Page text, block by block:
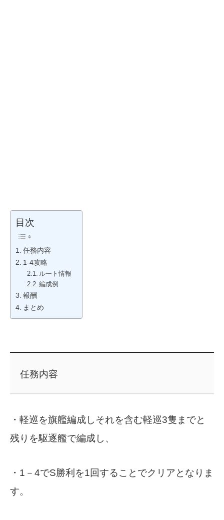
目次
任務内容
1-4攻略
ルート情報
編成例
報酬
まとめ
任務内容
・軽巡を旗艦編成しそれを含む軽巡3隻までと
残りを駆逐艦で編成し、
・1－4でS勝利を1回することでクリアとなりま
す。